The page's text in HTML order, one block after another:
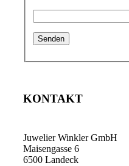
KONTAKT
Juwelier Winkler GmbH
Maisengasse 6
6500 Landeck